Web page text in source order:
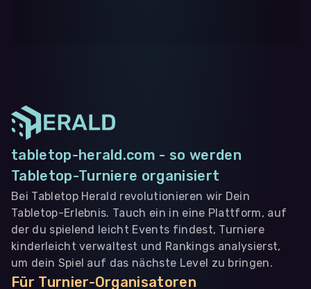
tabletop-herald.com - so werden
Tabletop-Turniere organisiert
Bei Tabletop Herald revolutionieren wir Dein
Tabletop-Erlebnis. Tauch ein in eine Plattform, auf
der du spielend leicht Events findest, Turniere
kinderleicht verwaltest und Rankings analysierst,
um dein Spiel auf das nächste Level zu bringen.
Für Turnier-Organisatoren